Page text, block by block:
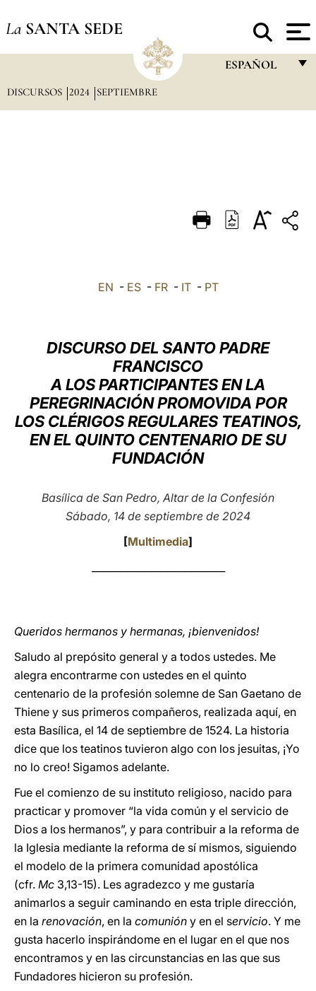
La SANTA SEDE
ESPAÑOL
DEUTSCH
LATINE
DISCURSOS 2024 SEPTIEMBRE
EN - ES- FR- IT- PT
DISCURSO DEL SANTO PADRE
FRANCISCO
A LOS PARTICIPANTES EN LA
PEREGRINACIÓN PROMOVIDA POR
LOS CLÉRIGOS REGULARES TEATINOS,
EN EL QUINTO CENTENARIO DE SU
FUNDACIÓN
Basílica de San Pedro, Altar de la Confesión
Sábado, 14 de septiembre de 2024
[Multimedia]
Queridos hermanos y hermanas, ¡bienvenidos!
Saludo al prepósito general y a todos ustedes. Me
alegra encontrarme con ustedes en el quinto
centenario de la profesión solemne de San Gaetano de
Thiene y sus primeros compañeros, realizada aquí, en
esta Basílica, el 14 de septiembre de 1524. La historia
dice que los teatinos tuvieron algo con los jesuitas, ¡Yo
no lo creo! Sigamos adelante.
Fue el comienzo de su instituto religioso, nacido para
practicar y promover “la vida común y el servicio de
Dios a los hermanos”, y para contribuir a la reforma de
la Iglesia mediante la reforma de sí mismos, siguiendo
el modelo de la primera comunidad apostólica
(cfr. Mc 3,13-15). Les agradezco y me gustaría
animarlos a seguir caminando en esta triple dirección,
en la renovación, en la comunión y en el servicio. Y me
gusta hacerlo inspirándome en el lugar en el que nos
encontramos y en las circunstancias en las que sus
Fundadores hicieron su profesión.